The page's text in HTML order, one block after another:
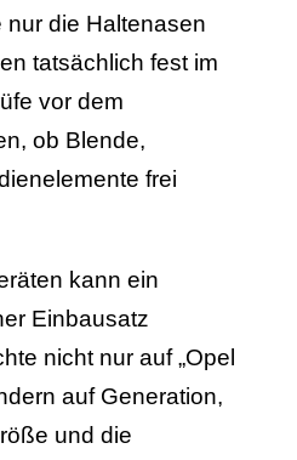
die Haltenasen
tatsächlich fest im
vor dem
ob Blende,
frei
kann ein
Einbausatz
nicht nur auf „Opel
auf Generation,
und die